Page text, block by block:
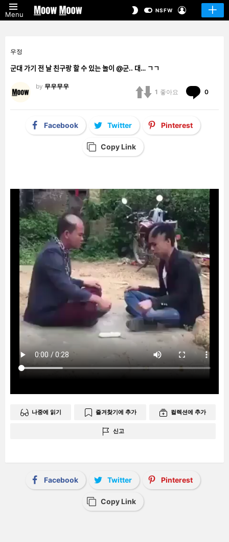
Menu
SWITCHNSFW
우정
군대 가기 전 날 친구랑 할 수 있는 놀이 @군.. 대… ㄱㄱ
by 무우무우
1 좋아요 0
Facebook Twitter Pinterest
Copy Link
나중에 읽기 즐겨찾기에 추가 컬렉션에 추가
신고
Facebook Twitter Pinterest
Copy Link